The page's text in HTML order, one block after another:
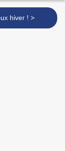
Un doux hiver ! >